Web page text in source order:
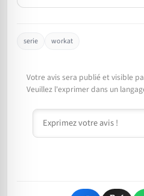
serie workat
Votre avis sera publié et visible
Veuillez l'exprimer dans un
Commentaire